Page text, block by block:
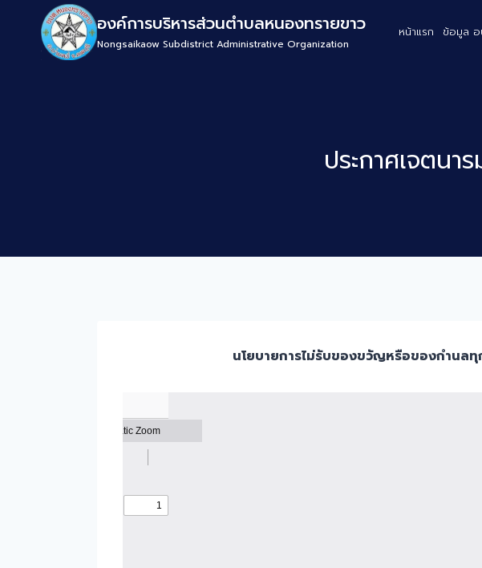
องค์การบริหารส่วนตำบลหนองทรายขาว
Nongsaikaow Subdistrict Administrative Organization
หน้าแรก ข้อมูล อ
ประกาศเจตน
นโยบายการไม่รับของขวัญหรือของกำนล